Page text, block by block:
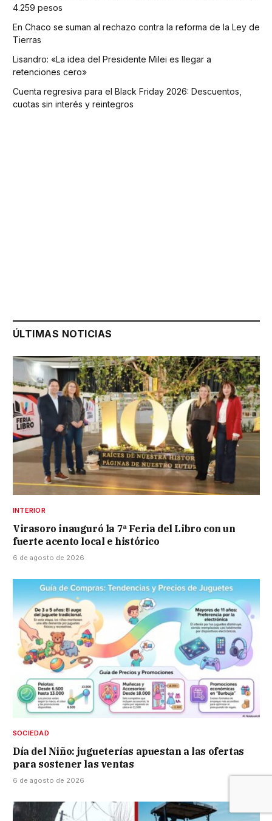
4.259 pesos
En Chaco se suman al rechazo contra la reforma de la Ley de
Tierras
Lisandro: «La idea del Presidente Milei es llegar a
retenciones cero»
Cuenta regresiva para el Black Friday 2026: Descuentos,
cuotas sin interés y reintegros
ÚLTIMAS NOTICIAS
INTERIOR
Virasoro inauguró la 7ª Feria del Libro con un
fuerte acento local e histórico
6 de agosto de 2026
SOCIEDAD
Día del Niño: jugueterías apuestan a las ofertas
para sostener las ventas
6 de agosto de 2026